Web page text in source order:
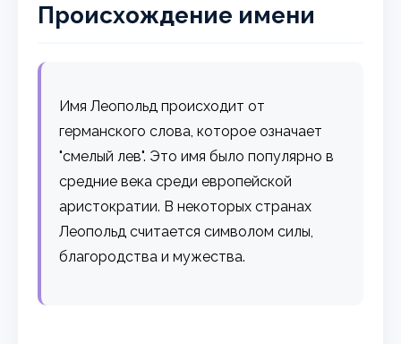
Происхождение имени
Имя Леопольд происходит от
германского слова, которое означает
"смелый лев". Это имя было популярно в
средние века среди европейской
аристократии. В некоторых странах
Леопольд считается символом силы,
благородства и мужества.